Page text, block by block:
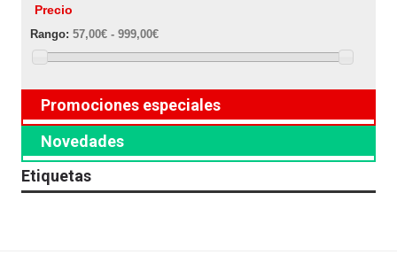
Precio
Rango: 57,00€ - 999,00€
Promociones especiales
Novedades
Etiquetas